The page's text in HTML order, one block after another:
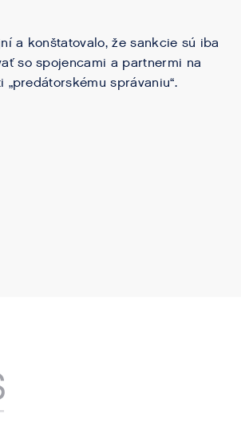
a konštatovalo, že sankcie sú iba
so spojencami a partnermi na
správaniu“.